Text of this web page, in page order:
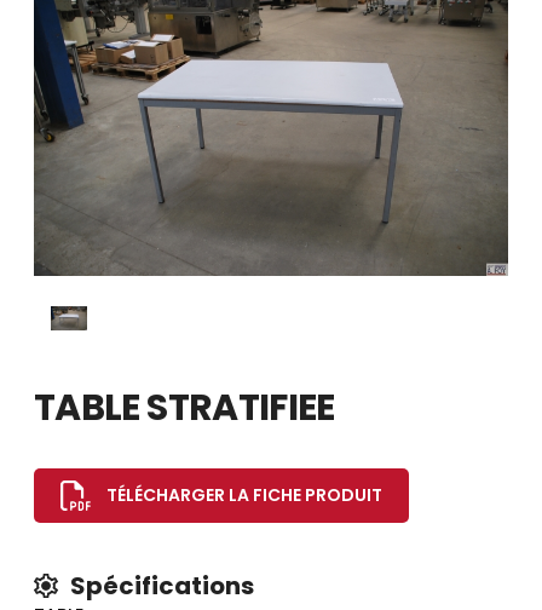
TABLE STRATIFIEE
TÉLÉCHARGER LA FICHE PRODUIT
Spécifications